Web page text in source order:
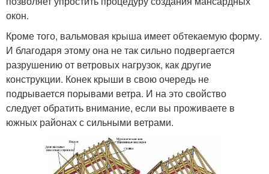
окон.
Кроме того, вальмовая крыша имеет обтекаемую форму.
И благодаря этому она не так сильно подвергается
разрушению от ветровых нагрузок, как другие
конструкции. Конек крыши в свою очередь не
подрывается порывами ветра. И на это свойство
следует обратить внимание, если вы проживаете в
южных районах с сильными ветрами.